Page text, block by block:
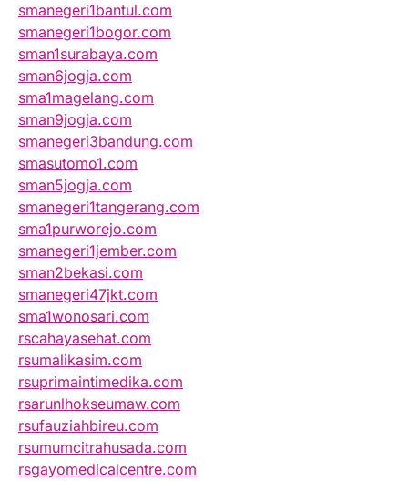
smanegeri1bantul.com
smanegeri1bogor.com
sman1surabaya.com
sman6jogja.com
sma1magelang.com
sman9jogja.com
smanegeri3bandung.com
smasutomo1.com
sman5jogja.com
smanegeri1tangerang.com
sma1purworejo.com
smanegeri1jember.com
sman2bekasi.com
smanegeri47jkt.com
sma1wonosari.com
rscahayasehat.com
rsumalikasim.com
rsuprimaintimedika.com
rsarunlhokseumaw.com
rsufauziahbireu.com
rsumumcitrahusada.com
rsgayomedicalcentre.com